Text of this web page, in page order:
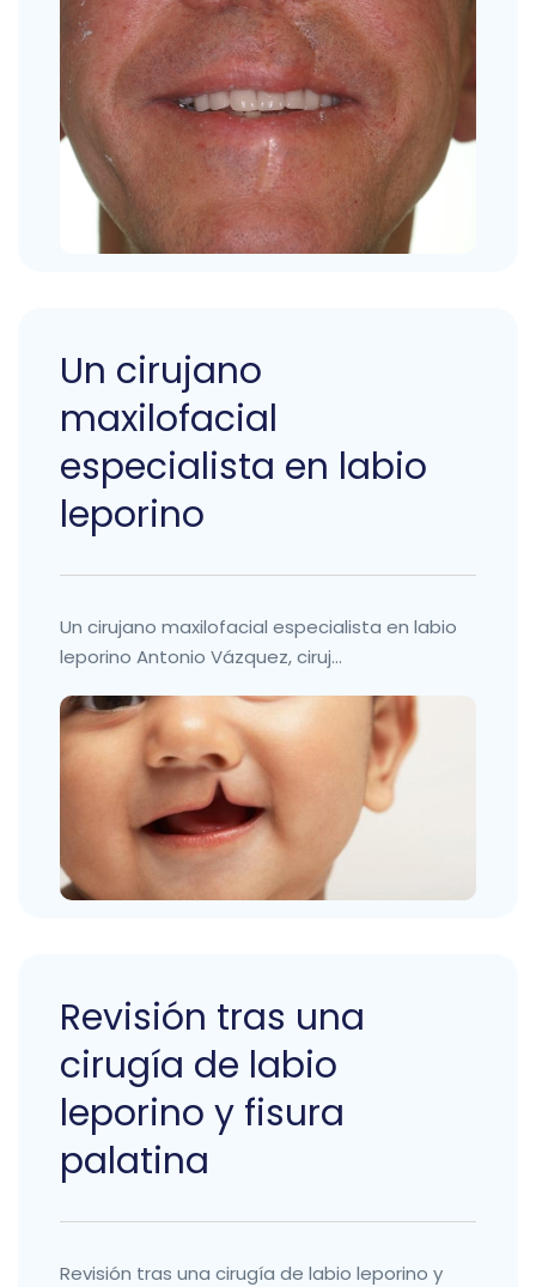
Un cirujano
maxilofacial
especialista en labio
leporino
Un cirujano maxilofacial especialista en labio
leporino Antonio Vázquez, ciruj...
Revisión tras una
cirugía de labio
leporino y fisura
palatina
Revisión tras una cirugía de labio leporino y